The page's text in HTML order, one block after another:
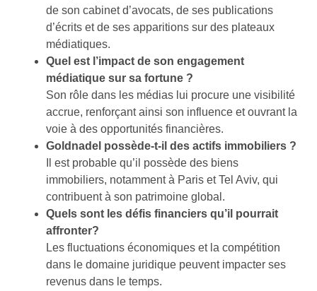
de son cabinet d’avocats, de ses publications
d’écrits et de ses apparitions sur des plateaux
médiatiques.
Quel est l’impact de son engagement
médiatique sur sa fortune ?
Son rôle dans les médias lui procure une visibilité
accrue, renforçant ainsi son influence et ouvrant la
voie à des opportunités financières.
Goldnadel possède-t-il des actifs immobiliers ?
Il est probable qu’il possède des biens
immobiliers, notamment à Paris et Tel Aviv, qui
contribuent à son patrimoine global.
Quels sont les défis financiers qu’il pourrait
affronter?
Les fluctuations économiques et la compétition
dans le domaine juridique peuvent impacter ses
revenus dans le temps.